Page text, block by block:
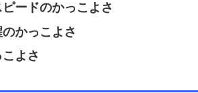
ードのかっこよさ
かっこよさ
よさ